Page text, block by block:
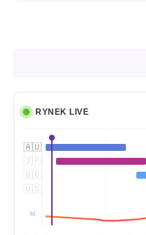
RYNEK LIVE
🇦🇺
🇯🇵
🇬🇧
🇺🇸
📊